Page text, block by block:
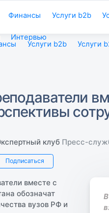
Финансы Услуги b2b
Интервью
Услуги b2b Услуги
клуб Пресс-
Подписаться